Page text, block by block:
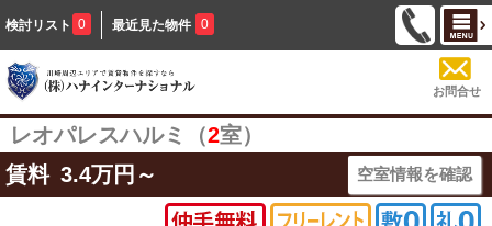
検討リスト 0 最近見た物件 0
お問合せ
レオパレスハルミ（2室）
賃料 3.4万円～ 空室情報を確認